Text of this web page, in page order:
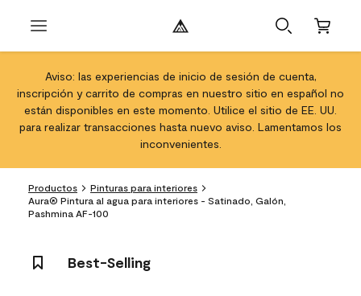
Aviso: las experiencias de inicio de sesión de cuenta,
inscripción y carrito de compras en nuestro sitio en español no
están disponibles en este momento. Utilice el sitio de EE. UU.
para realizar transacciones hasta nuevo aviso. Lamentamos los
inconvenientes.
Productos
Pinturas para interiores
Aura® Pintura al agua para interiores - Satinado, Galón,
Pashmina AF-100
Best-Selling